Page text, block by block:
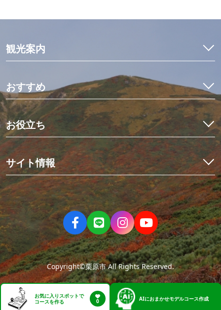
お気に入りスポットで
コースを作る
0 AIにおまかせモデルコース作成
観光案内
モデルコース
観光・体験
宿泊予約
イベント
アクセス
おすすめ
イワナ料理を食べ比べ
初めての栗駒山とカヤック体験
世界にひとつだけのミニ畳作り
星空観測と世界谷地ツアー
歴史を紡ぐ場所、くりでんミュージアム
冬の花山湖でワカサギを釣ろう！
伊豆沼・内沼でマガンの飛び立ち
親子で楽しむ夏休み
大人の休日旅
人情薫るまち、有壁①まちあるきツアー編
人情薫るまち、有壁②史跡＆食事処編
お役立ち
くりはらでしたい10のこと
栗原の見ごろ
デジタルマップ
ニュース
パンフレット
フォトダウンロード
動画
ねじりほんにょの部屋
サイト情報
栗原市観光物産協会について
お問い合わせ
当サイトのご利用について
サイトマップ
Copyright©栗原市 All Rights Reserved.